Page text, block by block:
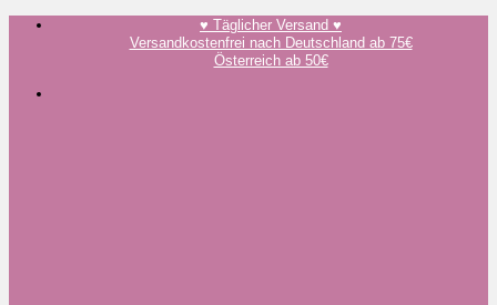
Zum
♥️ Täglicher Versand ♥️
Versandkostenfrei nach Deutschland ab 75€
Österreich ab 50€